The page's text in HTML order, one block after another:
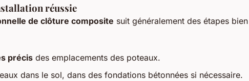
réussie
de clôture composite suit généralement des étapes bien
précis des emplacements des poteaux.
dans le sol, dans des fondations bétonnées si nécessaire.